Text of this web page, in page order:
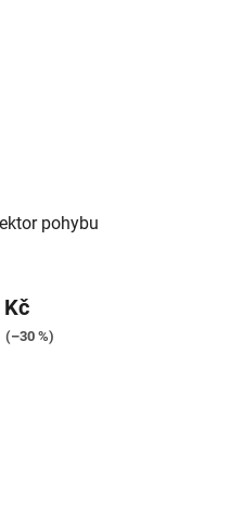
pohybu
(–30 %)